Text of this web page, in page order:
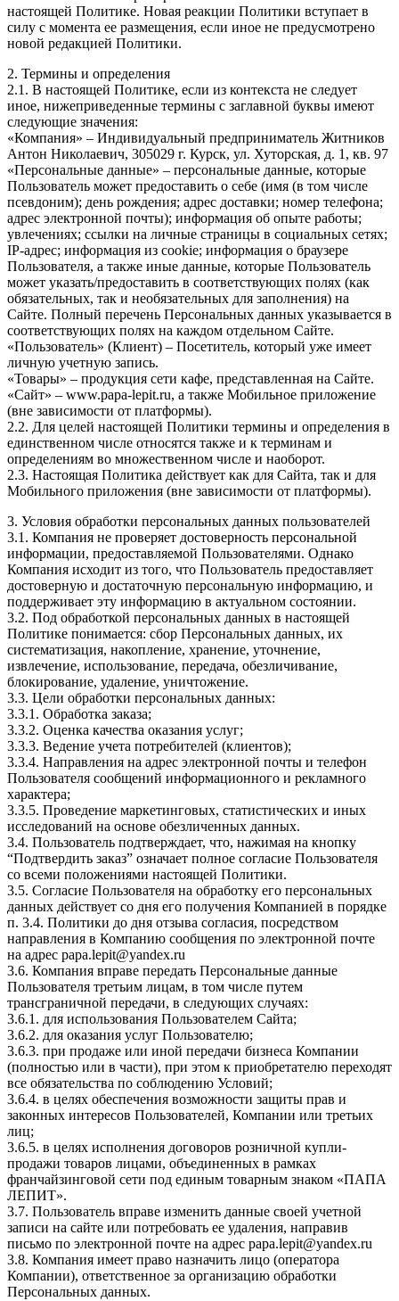
настоящей Политике. Новая реакции Политики вступает в
силу с момента ее размещения, если иное не предусмотрено
новой редакцией Политики.
2. Термины и определения
2.1. В настоящей Политике, если из контекста не следует
иное, нижеприведенные термины с заглавной буквы имеют
следующие значения:
«Компания» – Индивидуальный предприниматель Житников
Антон Николаевич, 305029 г. Курск, ул. Хуторская, д. 1, кв. 97
«Персональные данные» – персональные данные, которые
Пользователь может предоставить о себе (имя (в том числе
псевдоним); день рождения; адрес доставки; номер телефона;
адрес электронной почты); информация об опыте работы;
увлечениях; ссылки на личные страницы в социальных сетях;
IP-адрес; информация из cookie; информация о браузере
Пользователя, а также иные данные, которые Пользователь
может указать/предоставить в соответствующих полях (как
обязательных, так и необязательных для заполнения) на
Сайте. Полный перечень Персональных данных указывается в
соответствующих полях на каждом отдельном Сайте.
«Пользователь» (Клиент) – Посетитель, который уже имеет
личную учетную запись.
«Товары» – продукция сети кафе, представленная на Сайте.
«Сайт» – www.papa-lepit.ru, а также Мобильное приложение
(вне зависимости от платформы).
2.2. Для целей настоящей Политики термины и определения в
единственном числе относятся также и к терминам и
определениям во множественном числе и наоборот.
2.3. Настоящая Политика действует как для Сайта, так и для
Мобильного приложения (вне зависимости от платформы).
3. Условия обработки персональных данных пользователей
3.1. Компания не проверяет достоверность персональной
информации, предоставляемой Пользователями. Однако
Компания исходит из того, что Пользователь предоставляет
достоверную и достаточную персональную информацию, и
поддерживает эту информацию в актуальном состоянии.
3.2. Под обработкой персональных данных в настоящей
Политике понимается: сбор Персональных данных, их
систематизация, накопление, хранение, уточнение,
извлечение, использование, передача, обезличивание,
блокирование, удаление, уничтожение.
3.3. Цели обработки персональных данных:
3.3.1. Обработка заказа;
3.3.2. Оценка качества оказания услуг;
3.3.3. Ведение учета потребителей (клиентов);
3.3.4. Направления на адрес электронной почты и телефон
Пользователя сообщений информационного и рекламного
характера;
3.3.5. Проведение маркетинговых, статистических и иных
исследований на основе обезличенных данных.
3.4. Пользователь подтверждает, что, нажимая на кнопку
“Подтвердить заказ” означает полное согласие Пользователя
со всеми положениями настоящей Политики.
3.5. Согласие Пользователя на обработку его персональных
данных действует со дня его получения Компанией в порядке
п. 3.4. Политики до дня отзыва согласия, посредством
направления в Компанию сообщения по электронной почте
на адрес papa.lepit@yandex.ru
3.6. Компания вправе передать Персональные данные
Пользователя третьим лицам, в том числе путем
трансграничной передачи, в следующих случаях:
3.6.1. для использования Пользователем Сайта;
3.6.2. для оказания услуг Пользователю;
3.6.3. при продаже или иной передачи бизнеса Компании
(полностью или в части), при этом к приобретателю переходят
все обязательства по соблюдению Условий;
3.6.4. в целях обеспечения возможности защиты прав и
законных интересов Пользователей, Компании или третьих
лиц;
3.6.5. в целях исполнения договоров розничной купли-
продажи товаров лицами, объединенных в рамках
франчайзинговой сети под единым товарным знаком «ПАПА
ЛЕПИТ».
3.7. Пользователь вправе изменить данные своей учетной
записи на сайте или потребовать ее удаления, направив
письмо по электронной почте на адрес papa.lepit@yandex.ru
3.8. Компания имеет право назначить лицо (оператора
Компании), ответственное за организацию обработки
Персональных данных.